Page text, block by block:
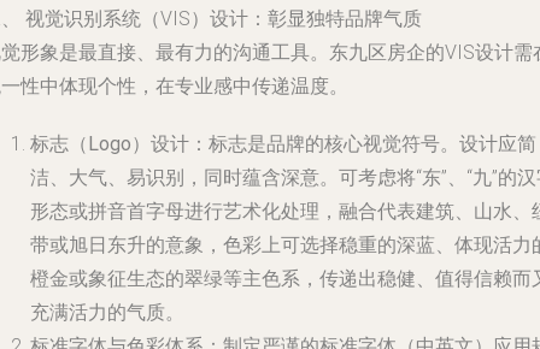
视觉识别系统（VIS）设计：彰显独特品牌气质
形象是最直接、最有力的沟通工具。东九区房企的VIS设计需
性中体现个性，在专业感中传递温度。
标志（Logo）设计 ：标志是品牌的核心视觉符号。设计应简
洁、大气、易识别，同时蕴含深意。可考虑将“东”、“九”的
形态或拼音首字母进行艺术化处理，融合代表建筑、山水、
带或旭日东升的意象，色彩上可选择稳重的深蓝、体现活力
橙金或象征生态的翠绿等主色系，传递出稳健、值得信赖而
充满活力的气质。